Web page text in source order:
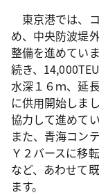
東京港では、
め、中央防波堤
整備を進めてい
続き、
水深１６ｍ、延
に供用開始しま
協力して進めてい
また、青海コン
Ｙ２バースに移
など、あわせて
ます。